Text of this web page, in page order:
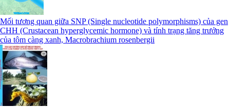
Mối tương quan giữa SNP (Single nucleotide polymorphisms) của gen
CHH (Crustacean hyperglycemic hormone) và tính trạng tăng trưởng
của tôm càng xanh, Macrobrachium rosenbergii